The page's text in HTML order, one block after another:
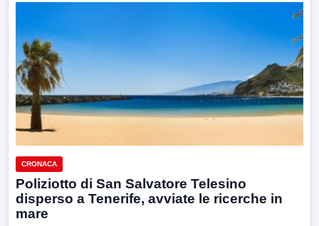
CRONACA
Poliziotto di San Salvatore Telesino
disperso a Tenerife, avviate le ricerche in
mare